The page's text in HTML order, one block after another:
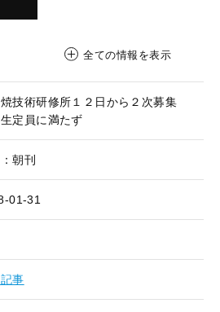
全ての情報を表示
技術研修所１２日から２次募集
定員に満たず
朝刊
01-31
事